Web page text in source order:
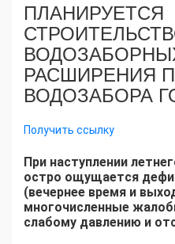
ПЛАНИРУЕТСЯ
РАСШИРЕНИЯ
ВОДОЗАБОРА
Получить ссылку
При наступлении
остро ощущается
(вечернее время и
многочисленные
слабому давлению и